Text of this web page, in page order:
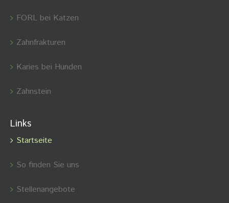
FORL bei Katzen
Zahnfrakturen
Karies bei Hunden
Zahnstein
Links
Startseite
So finden Sie uns
Stellenangebote